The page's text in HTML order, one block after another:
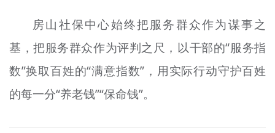
房山社保中心始终把服务群众作为谋事之
基，把服务群众作为评判之 尺 ，以干部的“服务指
数”换取百姓的“满意指数”，用实际行动守护百姓
的每一分“养老钱”“保命钱”。